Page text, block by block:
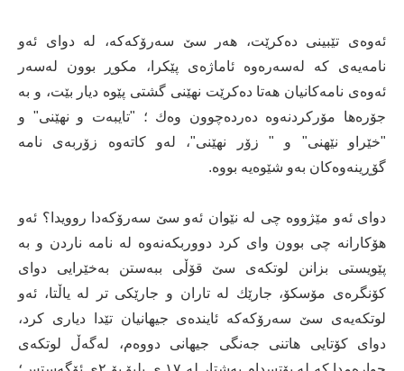
ئەوەی تێبینی دەكرێت، هەر سێ سەرۆكەكە، لە دوای ئەو
نامەیەی كە لەسەرەوە ئاماژەی پێكرا، مكوڕ بوون لەسەر
ئەوەی نامەكانیان هەتا دەكرێت نهێنی گشتی پێوە دیار بێت، و بە
جۆرەها مۆركردنەوە دەردەچوون وەك ؛ "تایبەت و نهێنی" و
"خێراو نێهنی" و " زۆر نهێنی"، لەو كاتەوە زۆربەی نامە
گۆڕینەوەكان بەو شێوەیە بووە.
دوای ئەو مێژووە چی لە نێوان ئەو سێ سەرۆكەدا روویدا؟ ئەو
هۆكارانە چی بوون وای كرد دووربكەنەوە لە نامە ناردن و بە
پێویستی بزانن لوتكەی سێ قۆڵی ببەستن بەخێرایی دوای
كۆنگرەی مۆسكۆ، جارێك لە تاران و جارێكی تر لە یاڵتا، ئەو
لوتكەیەی سێ سەرۆكەكە ئایندەی جیهانیان تێدا دیاری كرد،
دوای كۆتایی هاتنی جەنگی جیهانی دووەم، لەگەڵ لوتكەی